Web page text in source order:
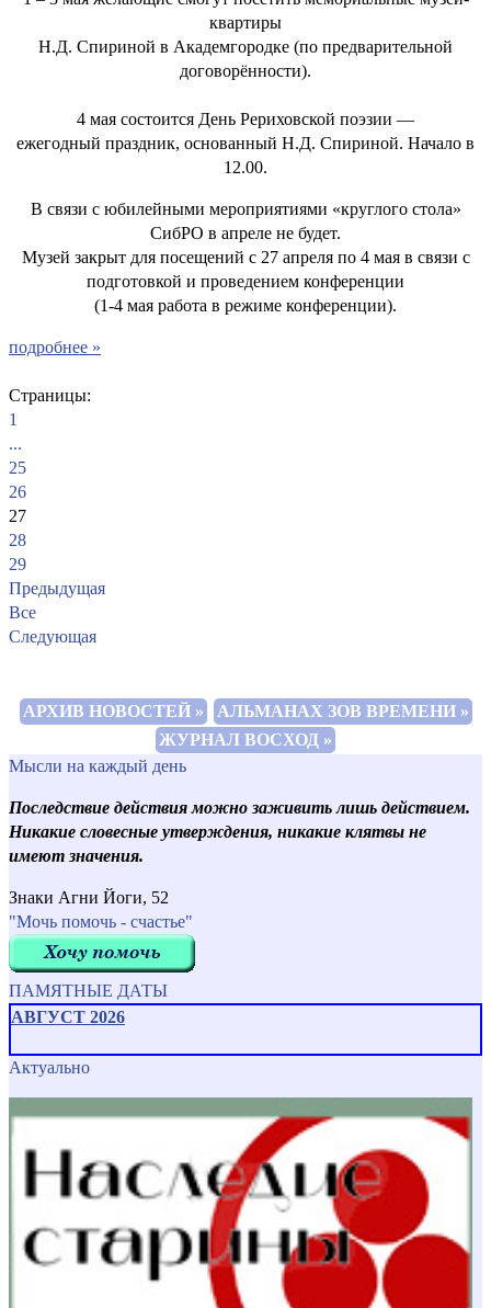
квартиры
Н.Д. Спириной в Академгородке (по предварительной
договорённости).
4 мая состоится День Рериховской поэзии —
ежегодный праздник, основанный Н.Д. Спириной. Начало в
12.00.
В связи с юбилейными мероприятиями «круглого стола»
СибРО в апреле не будет.
Музей закрыт для посещений с 27 апреля по 4 мая в связи с
подготовкой и проведением конференции
(1-4 мая работа в режиме конференции).
подробнее »
Страницы:
1
...
25
26
27
28
29
Предыдущая
Все
Следующая
АРХИВ НОВОСТЕЙ »
АЛЬМАНАХ ЗОВ ВРЕМЕНИ »
ЖУРНАЛ ВОСХОД »
Мысли на каждый день
Последствие действия можно заживить лишь действием.
Никакие словесные утверждения, никакие клятвы не
имеют значения.
Знаки Агни Йоги, 52
"Мочь помочь - счастье"
ПАМЯТНЫЕ ДАТЫ
АВГУСТ 2026
Актуально